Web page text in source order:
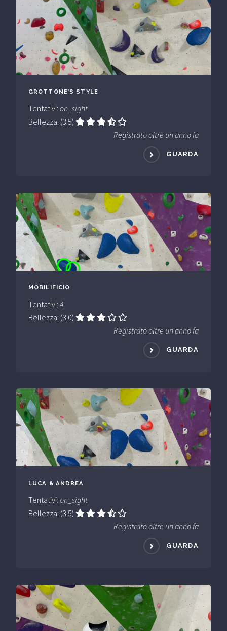
GROTTONE’S STYLE
Tentativi: on_sight
Bellezza: (3.5)
Registrato oltre un anno fa
GUARDA
MOBILIFICIO
Tentativi: 4
Bellezza: (3.0)
Registrato oltre un anno fa
GUARDA
LUCA & ANDREA
Tentativi: on_sight
Bellezza: (3.5)
Registrato oltre un anno fa
GUARDA